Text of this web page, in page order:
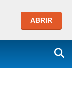
ABRIR